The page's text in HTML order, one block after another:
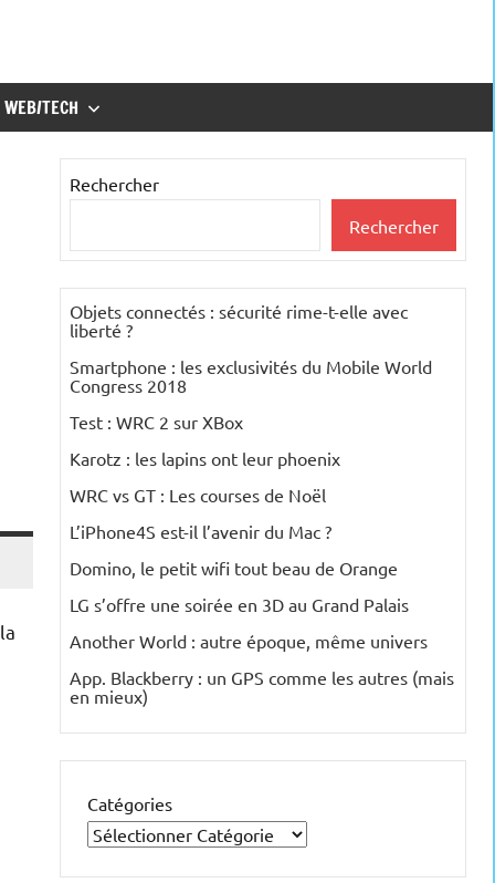
WEB/TECH
Rechercher
Rechercher
Objets connectés : sécurité rime-t-elle avec
liberté ?
Smartphone : les exclusivités du Mobile World
Congress 2018
Test : WRC 2 sur XBox
Karotz : les lapins ont leur phoenix
WRC vs GT : Les courses de Noël
L’iPhone4S est-il l’avenir du Mac ?
Domino, le petit wifi tout beau de Orange
LG s’offre une soirée en 3D au Grand Palais
Another World : autre époque, même univers
App. Blackberry : un GPS comme les autres (mais
en mieux)
Catégories